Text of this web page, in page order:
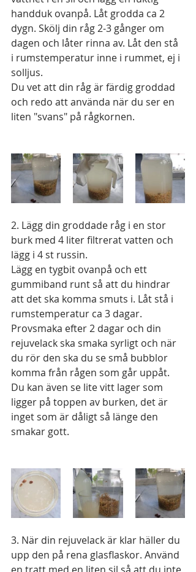
handduk ovanpå. Låt grodda ca 2
dygn. Skölj din råg 2-3 gånger om
dagen och låter rinna av. Låt den stå
i rumstemperatur inne i rummet, ej i
solljus.
Du vet att din råg är färdig groddad
och redo att använda när du ser en
liten "svans" på rågkornen.
2. Lägg din groddade råg i en stor
burk med 4 liter filtrerat vatten och
lägg i 4 st russin.
Lägg en tygbit ovanpå och ett
gummiband runt så att du hindrar
att det ska komma smuts i. Låt stå i
rumstemperatur ca 3 dagar.
Provsmaka efter 2 dagar och din
rejuvelack ska smaka syrligt och när
du rör den ska du se små bubblor
komma från rågen som går uppåt.
Du kan även se lite vitt lager som
ligger på toppen av burken, det är
inget som är dåligt så länge den
smakar gott.
3. När din rejuvelack är klar häller du
upp den på rena glasflaskor. Använd